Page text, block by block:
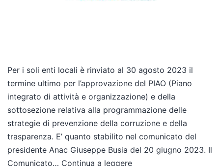
Per i soli enti locali è rinviato al 30 agosto 2023 il
termine ultimo per l’approvazione del PIAO (Piano
integrato di attività e organizzazione) e della
sottosezione relativa alla programmazione delle
strategie di prevenzione della corruzione e della
trasparenza. E’ quanto stabilito nel comunicato del
presidente Anac Giuseppe Busia del 20 giugno 2023. Il
Comunicato… Continua a leggere